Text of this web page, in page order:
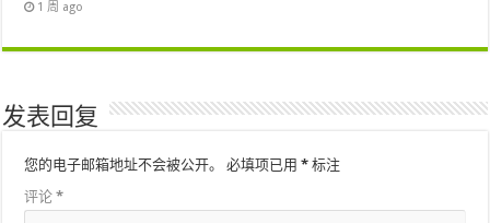
1 周 ago
发表回复
您的电子邮箱地址不会被公开。 必填项已用* 标注
评论*